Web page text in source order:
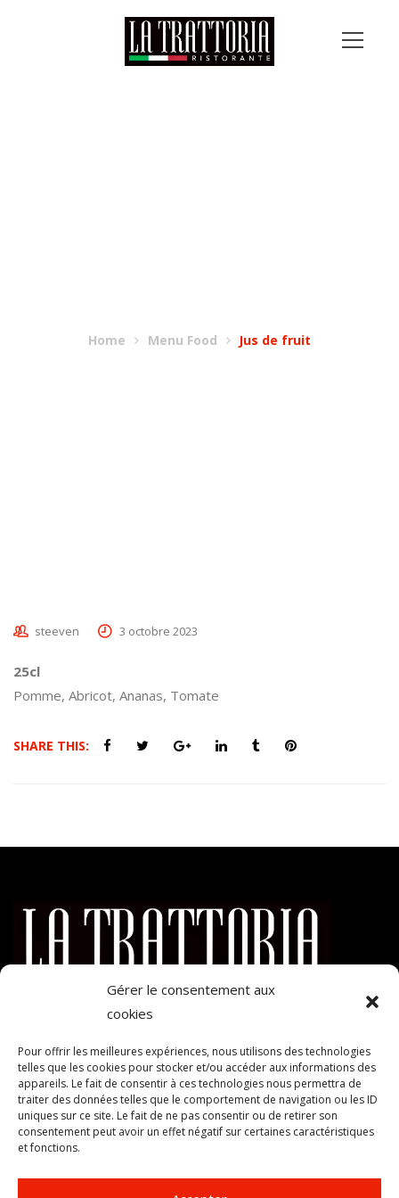
Gérer le consentement aux
cookies
Pour offrir les meilleures expériences, nous utilisons des technologies
telles que les cookies pour stocker et/ou accéder aux informations des
appareils. Le fait de consentir à ces technologies nous permettra de
traiter des données telles que le comportement de navigation ou les ID
uniques sur ce site. Le fait de ne pas consentir ou de retirer son
consentement peut avoir un effet négatif sur certaines caractéristiques
et fonctions.
Home Menu Food Jus de fruit
steeven 3 octobre 2023
25cl
Pomme, Abricot, Ananas, Tomate
SHARE THIS:
©
Contact
Restaurant LA TRATTORIA 5 Avenue du Parc de la Ladrière
38300 Bourgoin Jallieu